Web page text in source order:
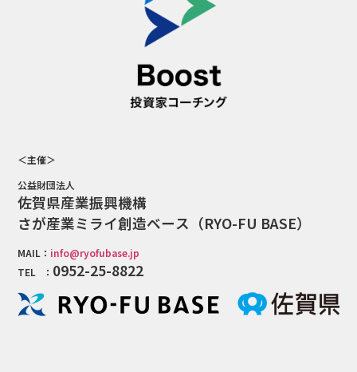
＜主催＞
公益財団法人
佐賀県産業振興機構
さが産業ミライ創造ベース（RYO-FU BASE）
MAIL： info@ryofubase.jp
TEL ： 0952-25-8822